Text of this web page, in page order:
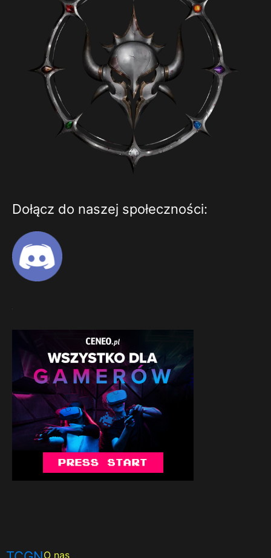
Dołącz do naszej społeczności:
O nas